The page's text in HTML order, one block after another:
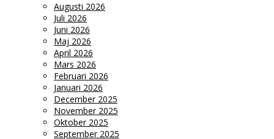
Augusti 2026
Juli 2026
Juni 2026
Maj 2026
April 2026
Mars 2026
Februari 2026
Januari 2026
December 2025
November 2025
Oktober 2025
September 2025